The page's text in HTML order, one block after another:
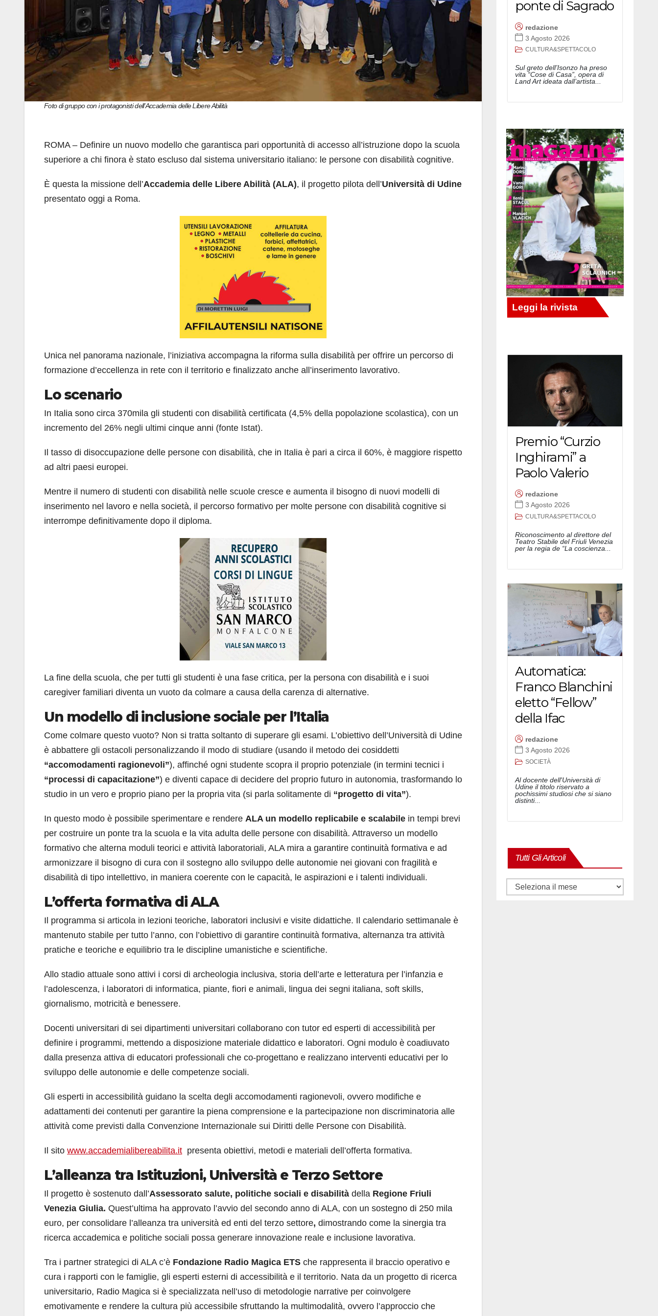
Foto di gruppo con i protagonisti dell’Accademia delle Libere Abilità
ROMA – Definire un nuovo modello che garantisca pari opportunità di accesso all’istruzione dopo la scuola
superiore a chi finora è stato escluso dal sistema universitario italiano: le persone con disabilità cognitive.
È questa la missione dell’Accademia delle Libere Abilità (ALA), il progetto pilota dell’Università di Udine
presentato oggi a Roma.
Unica nel panorama nazionale, l’iniziativa accompagna la riforma sulla disabilità per offrire un percorso di
formazione d’eccellenza in rete con il territorio e finalizzato anche all’inserimento lavorativo.
Lo scenario
In Italia sono circa 370mila gli studenti con disabilità certificata (4,5% della popolazione scolastica), con un
incremento del 26% negli ultimi cinque anni (fonte Istat).
Il tasso di disoccupazione delle persone con disabilità, che in Italia è pari a circa il 60%, è maggiore rispetto
ad altri paesi europei.
Mentre il numero di studenti con disabilità nelle scuole cresce e aumenta il bisogno di nuovi modelli di
inserimento nel lavoro e nella società, il percorso formativo per molte persone con disabilità cognitive si
interrompe definitivamente dopo il diploma.
La fine della scuola, che per tutti gli studenti è una fase critica, per la persona con disabilità e i suoi
caregiver familiari diventa un vuoto da colmare a causa della carenza di alternative.
Un modello di inclusione sociale per l’Italia
Come colmare questo vuoto? Non si tratta soltanto di superare gli esami. L’obiettivo dell’Università di Udine
è abbattere gli ostacoli personalizzando il modo di studiare (usando il metodo dei cosiddetti
“accomodamenti ragionevoli”), affinché ogni studente scopra il proprio potenziale (in termini tecnici i
“processi di capacitazione”) e diventi capace di decidere del proprio futuro in autonomia, trasformando lo
studio in un vero e proprio piano per la propria vita (si parla solitamente di “progetto di vita”).
In questo modo è possibile sperimentare e rendere ALA un modello replicabile e scalabile in tempi brevi
per costruire un ponte tra la scuola e la vita adulta delle persone con disabilità. Attraverso un modello
formativo che alterna moduli teorici e attività laboratoriali, ALA mira a garantire continuità formativa e ad
armonizzare il bisogno di cura con il sostegno allo sviluppo delle autonomie nei giovani con fragilità e
disabilità di tipo intellettivo, in maniera coerente con le capacità, le aspirazioni e i talenti individuali.
L’offerta formativa di ALA
Il programma si articola in lezioni teoriche, laboratori inclusivi e visite didattiche. Il calendario settimanale è
mantenuto stabile per tutto l’anno, con l’obiettivo di garantire continuità formativa, alternanza tra attività
pratiche e teoriche e equilibrio tra le discipline umanistiche e scientifiche.
Allo stadio attuale sono attivi i corsi di archeologia inclusiva, storia dell’arte e letteratura per l’infanzia e
l’adolescenza, i laboratori di informatica, piante, fiori e animali, lingua dei segni italiana, soft skills,
giornalismo, motricità e benessere.
Docenti universitari di sei dipartimenti universitari collaborano con tutor ed esperti di accessibilità per
definire i programmi, mettendo a disposizione materiale didattico e laboratori. Ogni modulo è coadiuvato
dalla presenza attiva di educatori professionali che co-progettano e realizzano interventi educativi per lo
sviluppo delle autonomie e delle competenze sociali.
Gli esperti in accessibilità guidano la scelta degli accomodamenti ragionevoli, ovvero modifiche e
adattamenti dei contenuti per garantire la piena comprensione e la partecipazione non discriminatoria alle
attività come previsti dalla Convenzione Internazionale sui Diritti delle Persone con Disabilità.
Il sito www.accademialibereabilita.it presenta obiettivi, metodi e materiali dell’offerta formativa.
L’alleanza tra Istituzioni, Università e Terzo Settore
Il progetto è sostenuto dall’Assessorato salute, politiche sociali e disabilità della Regione Friuli
Venezia Giulia. Quest’ultima ha approvato l’avvio del secondo anno di ALA, con un sostegno di 250 mila
euro, per consolidare l’alleanza tra università ed enti del terzo settore, dimostrando come la sinergia tra
ricerca accademica e politiche sociali possa generare innovazione reale e inclusione lavorativa.
Tra i partner strategici di ALA c’è Fondazione Radio Magica ETS che rappresenta il braccio operativo e
cura i rapporti con le famiglie, gli esperti esterni di accessibilità e il territorio. Nata da un progetto di ricerca
universitario, Radio Magica si è specializzata nell’uso di metodologie narrative per coinvolgere
emotivamente e rendere la cultura più accessibile sfruttando la multimodalità, ovvero l’approccio che
ponte di Sagrado
redazione
3 Agosto 2026
CULTURA&SPETTACOLO
Sul greto dell’Isonzo ha preso
vita “Cose di Casa”, opera di
Land Art ideata dall’artista...
Premio “Curzio
Inghirami” a
Paolo Valerio
redazione
3 Agosto 2026
CULTURA&SPETTACOLO
Riconoscimento al direttore del
Teatro Stabile del Friuli Venezia
per la regia de “La coscienza...
Automatica:
Franco Blanchini
eletto “Fellow”
della Ifac
redazione
3 Agosto 2026
SOCIETÀ
Al docente dell'Università di
Udine il titolo riservato a
pochissimi studiosi che si siano
distinti...
Tutti Gli Articoli
Tutti